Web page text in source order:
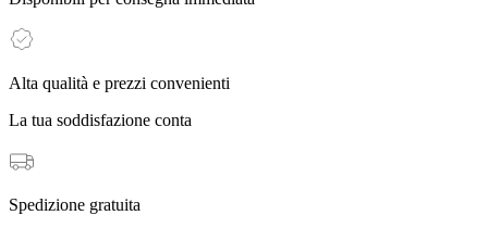
Alta qualità e prezzi convenienti
La tua soddisfazione conta
Spedizione gratuita